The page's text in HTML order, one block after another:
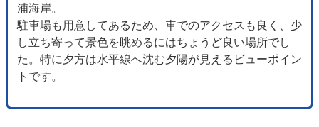
浦海岸。
駐車場も用意してあるため、車でのアクセスも良く、少
し立ち寄って景色を眺めるにはちょうど良い場所でし
た。特に夕方は水平線へ沈む夕陽が見えるビューポイン
トです。